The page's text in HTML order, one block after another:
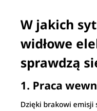
W jakich
widłowe
sprawdzą
1. Praca
Dzięki brakowi emisji